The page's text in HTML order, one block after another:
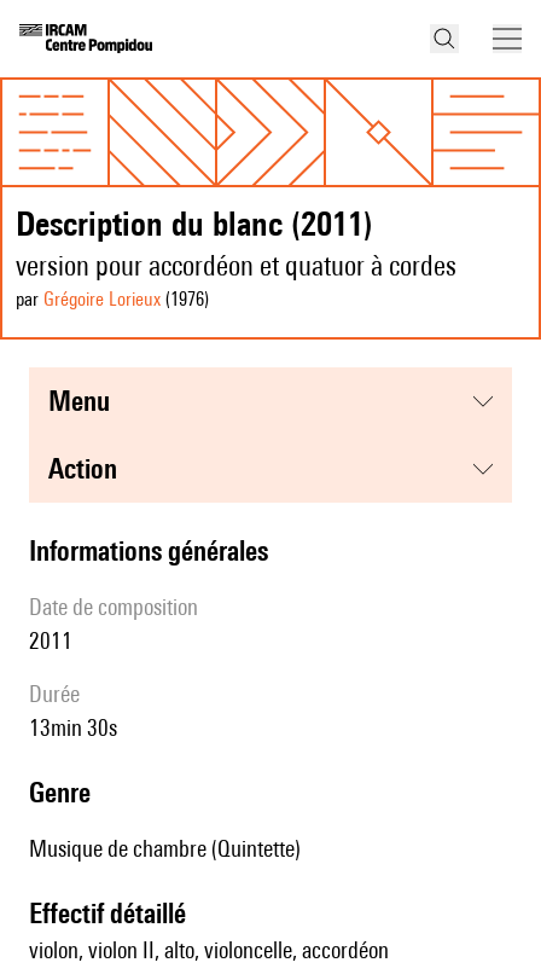
Description du blanc (2011)
version pour accordéon et quatuor à cordes
par Grégoire Lorieux (1976)
menu
action
informations générales
date de composition
2011
durée
13min 30s
genre
Musique de chambre (Quintette)
effectif détaillé
violon, violon II, alto, violoncelle, accordéon